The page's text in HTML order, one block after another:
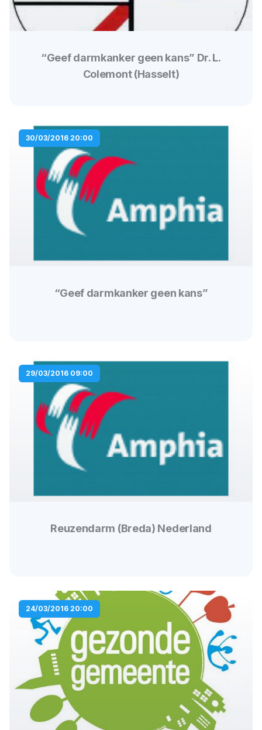
“Geef darmkanker geen kans” Dr. L.
Colemont (Hasselt)
“Geef darmkanker geen kans”
30/03/2016 20:00
Reuzendarm (Breda) Nederland
29/03/2016 09:00
24/03/2016 20:00